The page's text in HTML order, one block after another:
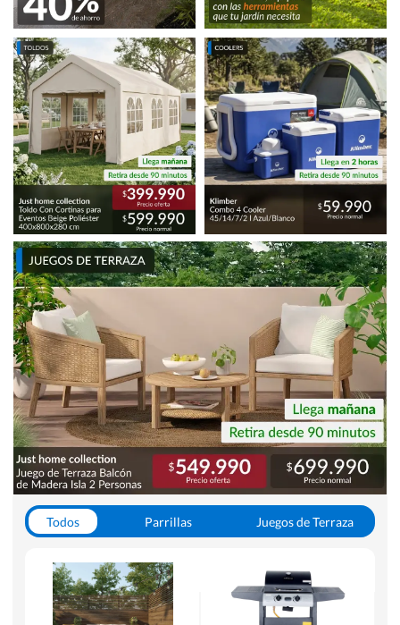
Todos Parrillas
Juegos de Terraza